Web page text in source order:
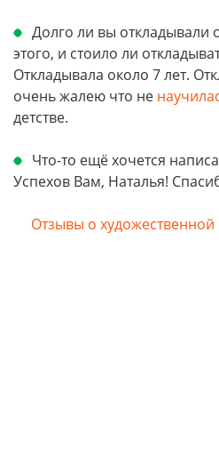
Долго ли вы откладывали
этого, и стоило ли
Откладывала около 7 лет.
очень жалею что не
детстве.
Что-то ещё хочется
Успехов Вам, Наталья!
Отзывы о